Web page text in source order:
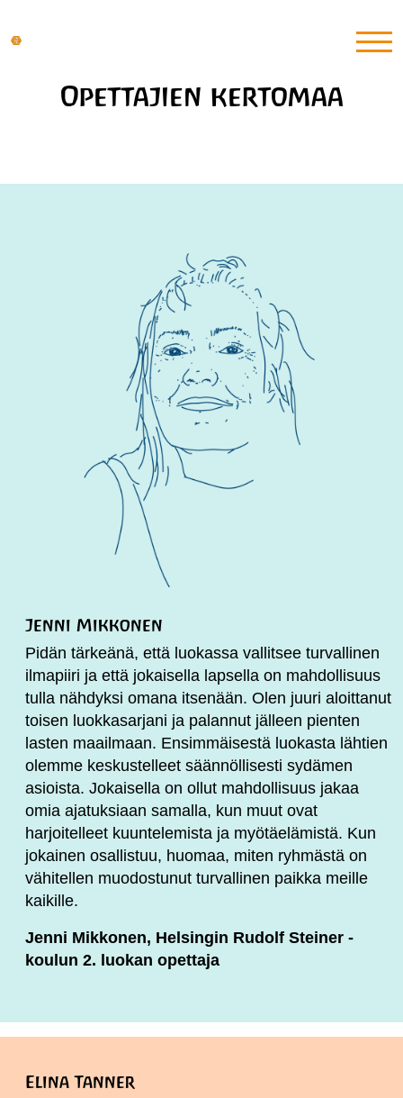
Opettajien kertomaa
Jenni Mikkonen
Pidän tärkeänä, että luokassa vallitsee turvallinen
ilmapiiri ja että jokaisella lapsella on mahdollisuus
tulla nähdyksi omana itsenään. Olen juuri aloittanut
toisen luokkasarjani ja palannut jälleen pienten
lasten maailmaan. Ensimmäisestä luokasta lähtien
olemme keskustelleet säännöllisesti sydämen
asioista. Jokaisella on ollut mahdollisuus jakaa
omia ajatuksiaan samalla, kun muut ovat
harjoitelleet kuuntelemista ja myötäelämistä. Kun
jokainen osallistuu, huomaa, miten ryhmästä on
vähitellen muodostunut turvallinen paikka meille
kaikille.
Jenni Mikkonen, Helsingin Rudolf Steiner -
koulun 2. luokan opettaja
Elina Tanner